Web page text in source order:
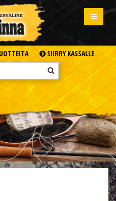
SIIRRY KASSALLE